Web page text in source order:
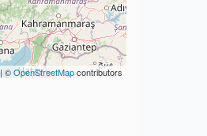
| ©OpenStreetMapcontributors